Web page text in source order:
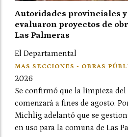
Autoridades provinciales
evaluaron proyectos de
Las Palmeras
El Departamental
MAS SECCIONES - OBRAS
2026
Se confirmó que la limpieza del
comenzará a fines de agosto.
Michlig adelantó que se
en uso para la comuna de Las